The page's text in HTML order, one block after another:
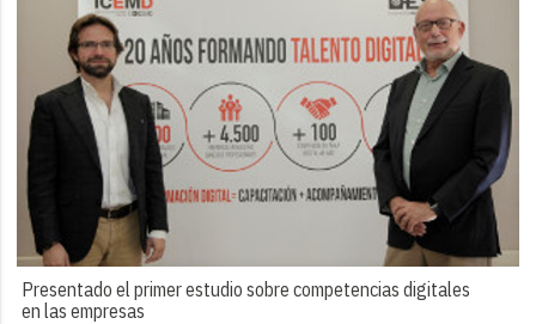
Presentado el primer estudio sobre competencias digitales
en las empresas